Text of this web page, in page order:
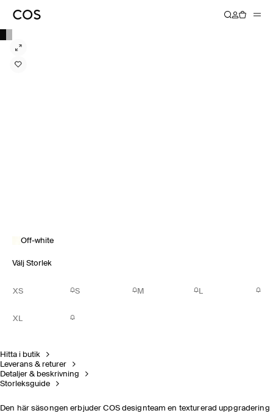
Off-white
Välj Storlek
XS S M L
XL
Hitta i butik
Leverans & returer
Detaljer & beskrivning
Storleksguide
Den här säsongen erbjuder COS designteam en texturerad uppgradering